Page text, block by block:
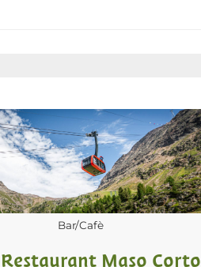
Bar/Cafè
Maso Corto